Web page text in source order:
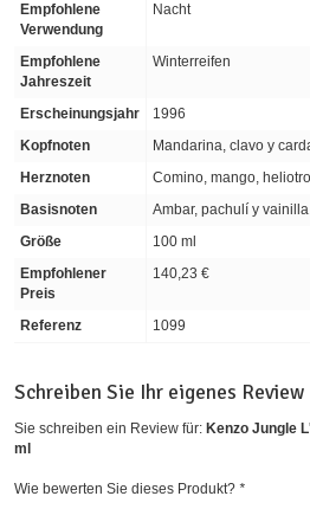
Empfohlene
Verwendung
Nacht
Empfohlene
Jahreszeit
Winterreifen
Erscheinungsjahr
1996
Kopfnoten
Mandarina, clavo y
Herznoten
Comino, mango,
Basisnoten
Ambar, pachulí y
Größe
100 ml
Empfohlener
Preis
140,23 €
Referenz 1099
Schreiben Sie Ihr eigenes Review
Sie schreiben ein Review für: Kenzo Jungle
ml
Wie bewerten Sie dieses Produkt? *